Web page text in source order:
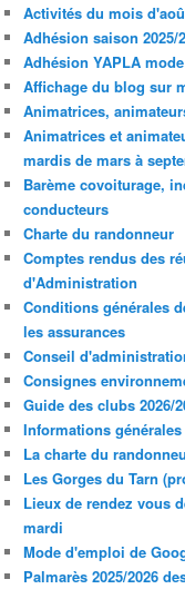
Activités du mois
Adhésion saison 2025/
Adhésion YAPLA
Affichage du blog sur
Animatrices,
Animatrices et
mardis de mars à
Barème covoiturage,
conducteurs
Charte du randonneur
Comptes rendus des
d'Administration
Conditions générales
les assurances
Conseil
Consignes
Guide des clubs 2026/
Informations générales
La charte du
Les Gorges du Tarn
Lieux de rendez vous
mardi
Mode d'emploi de
Palmarès 2025/2026